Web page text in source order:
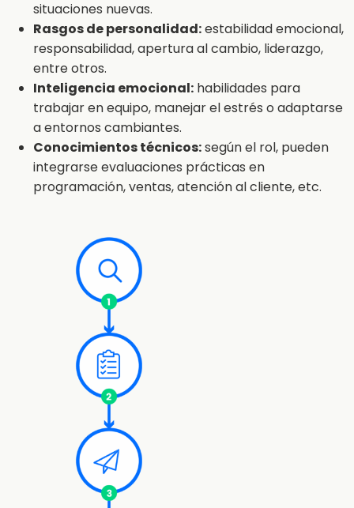
situaciones nuevas.
Rasgos de personalidad:estabilidad emocional,
responsabilidad, apertura al cambio, liderazgo,
entre otros.
Inteligencia emocional: habilidades para
trabajar en equipo, manejar el estrés o adaptarse
a entornos cambiantes.
Conocimientos técnicos:según el rol, pueden
integrarse evaluaciones prácticas en
programación, ventas, atención al cliente, etc.